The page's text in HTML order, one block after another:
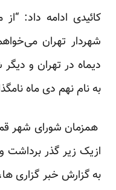
کائیدی ادامه داد:
شهردار تهران
دیماه در تهران و
به نام نهم دی ماه
همزمان شورای شهر قم
ازیک زیر گذر
به گزارش خبر گزاری